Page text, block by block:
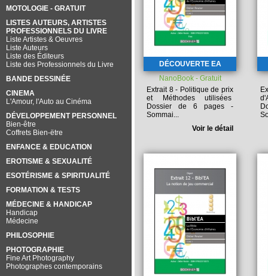
MOTOLOGIE - GRATUIT
LISTES AUTEURS, ARTISTES
PROFESSIONNELS DU LIVRE
Liste Artistes & Oeuvres
Liste Auteurs
Liste des Éditeurs
Liste des Professionnels du Livre
BANDE DESSINÉE
CINEMA
L'Amour, l'Auto au Cinéma
DÉVELOPPEMENT PERSONNEL
Bien-être
Coffrets Bien-ëtre
ENFANCE & EDUCATION
EROTISME & SEXUALITÉ
ESOTÉRISME & SPIRITUALITÉ
FORMATION & TESTS
MÉDECINE & HANDICAP
Handicap
Médecine
PHILOSOPHIE
PHOTOGRAPHIE
Fine Art Photography
Photographes contemporains
DÉCOUVERTE EA
NanoBook - Gratuit
Extrait 8 - Politique de prix
et Méthodes utilisées
Dossier de 6 pages -
Sommai...
Voir le détail